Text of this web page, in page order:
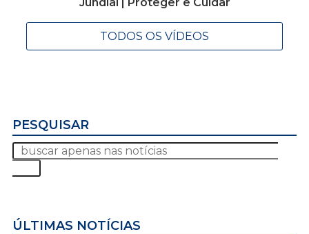
TODOS OS VÍDEOS
PESQUISAR
ÚLTIMAS NOTÍCIAS